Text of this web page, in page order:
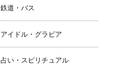
鉄道・バス
アイドル・グラビア
占い・スピリチュアル